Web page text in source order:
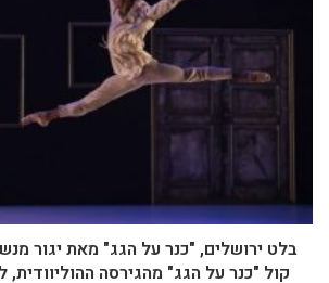
בלט ירושלים, "כנר על הגג" מאת יגור
קול "כנר על הגג" מהגירסה ההוליוודית,